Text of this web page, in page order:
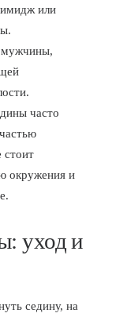
или
мужчины,
часто
стоит
окружения и
уход и
седину, на